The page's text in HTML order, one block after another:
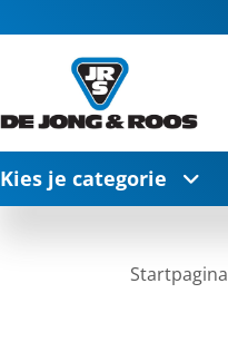
Kies je categorie
Startpagina